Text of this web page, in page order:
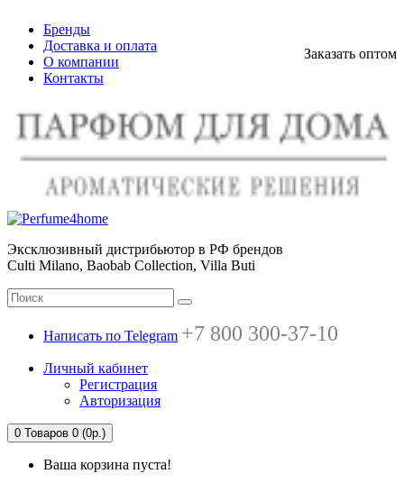
Бренды
Доставка и оплата
О компании
Контакты
Заказать оптом
Эксклюзивный дистрибьютор в РФ брендов
Culti Milano, Baobab Collection, Villa Buti
Написать по Telegram +7 800 300-37-10
Личный кабинет
Регистрация
Авторизация
0 Товаров 0 (0р.)
Ваша корзина пуста!